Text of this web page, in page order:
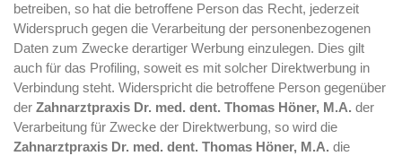
betreiben, so hat die betroffene Person das Recht, jederzeit
Widerspruch gegen die Verarbeitung der personenbezogenen
Daten zum Zwecke derartiger Werbung einzulegen. Dies gilt
auch für das Profiling, soweit es mit solcher Direktwerbung in
Verbindung steht. Widerspricht die betroffene Person gegenüber
der Zahnarztpraxis Dr. med. dent. Thomas Höner, M.A. der
Verarbeitung für Zwecke der Direktwerbung, so wird die
Zahnarztpraxis Dr. med. dent. Thomas Höner, M.A. die